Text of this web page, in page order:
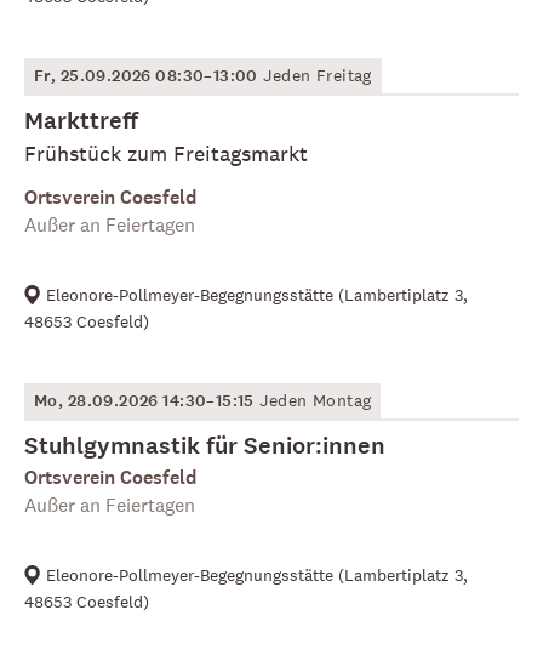
Fr, 25.09.2026 08:30–13:00 Jeden Freitag
Markttreff
Frühstück zum Freitagsmarkt
Ortsverein Coesfeld
Außer an Feiertagen
Eleonore-Pollmeyer-Begegnungsstätte (Lambertiplatz 3,
48653 Coesfeld)
Mo, 28.09.2026 14:30–15:15 Jeden Montag
Stuhlgymnastik für Senior:innen
Ortsverein Coesfeld
Außer an Feiertagen
Eleonore-Pollmeyer-Begegnungsstätte (Lambertiplatz 3,
48653 Coesfeld)